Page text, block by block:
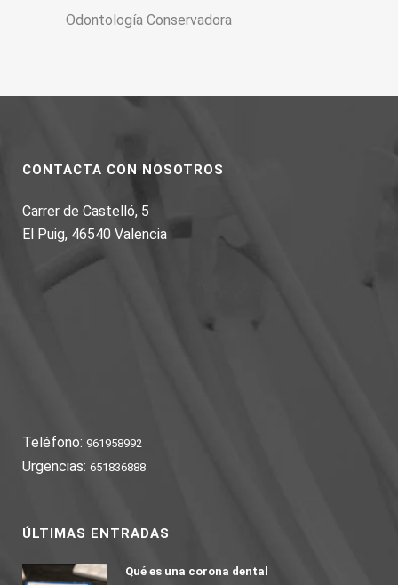
Odontología Conservadora
CONTACTA CON NOSOTROS
Carrer de Castelló, 5
El Puig, 46540 Valencia
Teléfono: 961958992
Urgencias: 651836888
ÚLTIMAS ENTRADAS
Qué es una corona dental